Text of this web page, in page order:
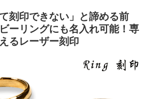
て刻印できない」と諦める前
ーリングにも名入れ可能！専
るレーザー刻印